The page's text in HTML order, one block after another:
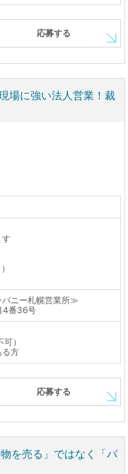
応募する
場に強い法人営業！裁
ニー札幌営業所≫
4番36号
）
方
応募する
を売る」ではなく「パ